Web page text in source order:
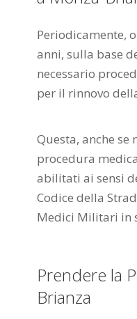
Periodicamente,
anni, sulla base
necessario
per il rinnovo
Questa, anche se
procedura
abilitati ai sensi
Codice della
Medici Militari in
Prendere la
Brianza